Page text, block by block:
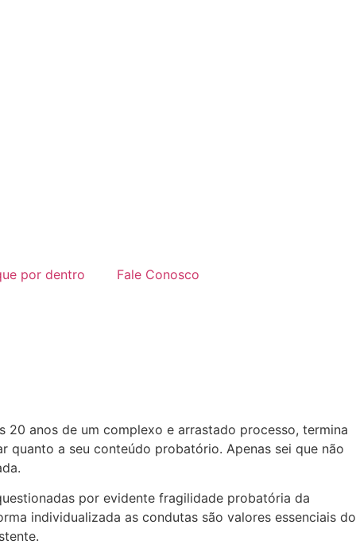
por dentro Fale Conosco
20 anos de um complexo e arrastado processo, termina
a seu conteúdo probatório. Apenas sei que não
por evidente fragilidade probatória da
individualizada as condutas são valores essenciais do